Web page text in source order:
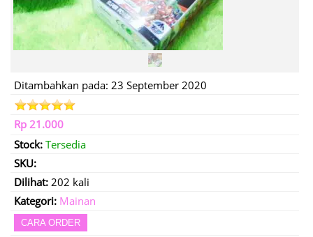
Ditambahkan pada: 23 September 2020
Rp 21.000
Stock: Tersedia
SKU:
Dilihat: 202 kali
Kategori: Mainan
CARA ORDER